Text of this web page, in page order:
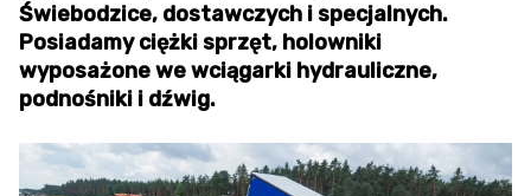
Świebodzice, dostawczych i specjalnych.
Posiadamy ciężki sprzęt, holowniki
wyposażone we wciągarki hydrauliczne,
podnośniki i dźwig.